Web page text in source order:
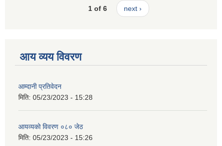
1 of 6 next ›
आय व्यय विवरण
आम्दानी प्रतिवेदन
मिति: 05/23/2023 - 15:28
आयव्यकाे विवरण ०८० जेठ
मिति: 05/23/2023 - 15:26